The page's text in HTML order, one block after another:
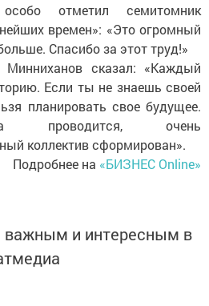
отметил семитомник
времен»: «Это огромный
Спасибо за этот труд!»
сказал: «Каждый
Если ты не знаешь своей
планировать свое будущее.
проводится, очень
коллектив сформирован».
Подробнее на «БИЗНЕС Online»
и интересным в